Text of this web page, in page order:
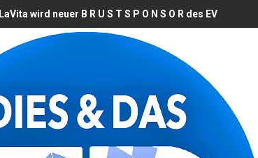
LaVita wird neuer B R U S T S P O N S O R des EV Landshut